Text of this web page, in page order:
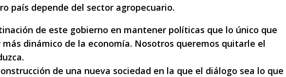
país depende del sector agropecuario.
de este gobierno en mantener políticas que lo único que
dinámico de la economía. Nosotros queremos quitarle el
de una nueva sociedad en la que el diálogo sea lo que